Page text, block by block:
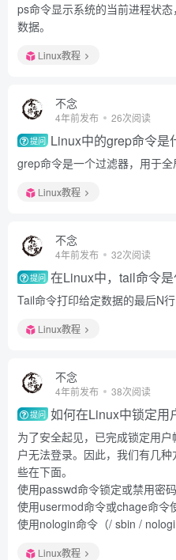
ps命令显示系统的当前进程状
数据。
Linux教程
不念
4年前发布 26次阅读
提问 Linux中的grep命令是
grep命令是一个过滤器，用于全
Linux教程
不念
4年前发布 32次阅读
提问 在Linux中，tail命令是
Tail命令打印给定数据的最后N
Linux教程
不念
4年前发布 38次阅读
提问 如何在Linux中锁定用
为了安全起见，已完成锁定用
户无法登录。因此，我们有几
些在下面。
使用passwd命令锁定或禁用密码
使用usermod命令或chage命令
使用nologin命令（/ sbin /
Linux教程